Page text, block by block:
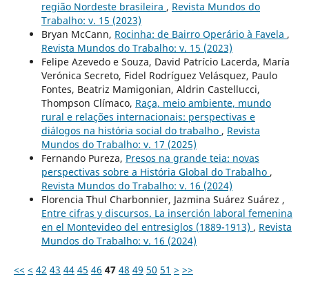
região Nordeste brasileira , Revista Mundos do
Trabalho: v. 15 (2023)
Bryan McCann, Rocinha: de Bairro Operário à Favela ,
Revista Mundos do Trabalho: v. 15 (2023)
Felipe Azevedo e Souza, David Patrício Lacerda, María
Verónica Secreto, Fidel Rodríguez Velásquez, Paulo
Fontes, Beatriz Mamigonian, Aldrin Castellucci,
Thompson Clímaco, Raça, meio ambiente, mundo
rural e relações internacionais: perspectivas e
diálogos na história social do trabalho , Revista
Mundos do Trabalho: v. 17 (2025)
Fernando Pureza, Presos na grande teia: novas
perspectivas sobre a História Global do Trabalho ,
Revista Mundos do Trabalho: v. 16 (2024)
Florencia Thul Charbonnier, Jazmina Suárez Suárez ,
Entre cifras y discursos. La inserción laboral femenina
en el Montevideo del entresiglos (1889-1913) , Revista
Mundos do Trabalho: v. 16 (2024)
<< < 42 43 44 45 46 47 48 49 50 51 > >>